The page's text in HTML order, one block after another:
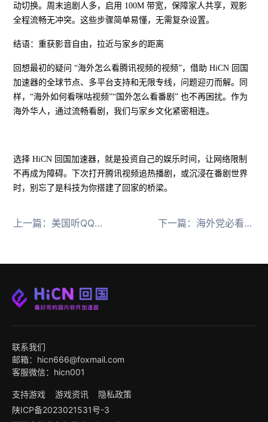
动切换。周末追剧人多，启用 100M 带宽，保障家人共享，观影
全程流畅无冲突。这些步骤简单易懂，无需复杂设置。
结语：重获影音自由，拉近与家乡的距离
回想最初的疑问 “海外怎么看腾讯视频的视频”，借助 HiCN 回国
加速器的全球节点、多平台支持和无限专线，问题迎刃而解。同
样，“海外如何看咪咕视频”“国外怎么看番剧” 也不再困扰。作为
海外华人，通过流畅看剧，我们与家乡文化紧密相连。
选择 HiCN 回国加速器，就是投资自己的娱乐时间，让网络限制
不再成为障碍。下次打开腾讯视频追热播剧，或沉浸在番剧世界
时，别忘了是科技为你搭建了回家的桥梁。
上一篇： 美国听QQ音乐“该内容所在地区不可用”解决办法 下一篇： 海外党必看，央视追剧自由秘籍来啦
联系我们
邮箱：hicn666@foxmail.com
客服微信：hicn001
支持游戏 游戏资讯
隐私政策
陕ICP备2023021531号-3